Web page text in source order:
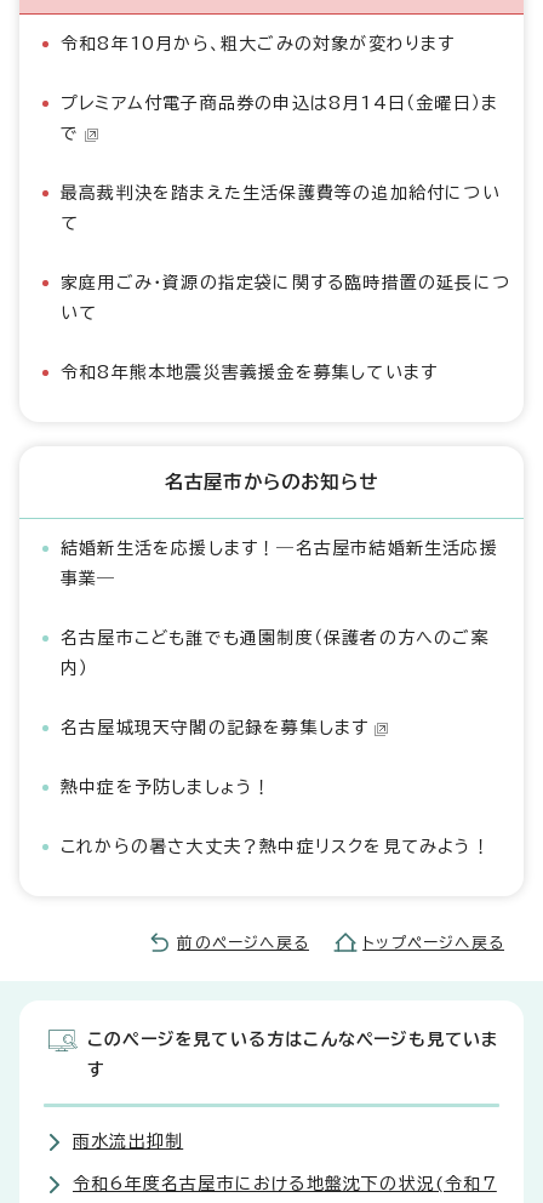
令和8年10月から、粗大ごみの対象が変わります
プレミアム付電子商品券の申込は8月14日（金曜日）ま
で
最高裁判決を踏まえた生活保護費等の追加給付につい
て
家庭用ごみ・資源の指定袋に関する臨時措置の延長につ
いて
令和8年熊本地震災害義援金を募集しています
名古屋市からのお知らせ
結婚新生活を応援します！―名古屋市結婚新生活応援
事業―
名古屋市こども誰でも通園制度（保護者の方へのご案
内）
名古屋城現天守閣の記録を募集します
熱中症を予防しましょう！
これからの暑さ大丈夫？熱中症リスクを見てみよう！
前のページへ戻る トップページへ戻る
このページを見ている方はこんなページも見ていま
す
雨水流出抑制
令和6年度名古屋市における地盤沈下の状況(令和7